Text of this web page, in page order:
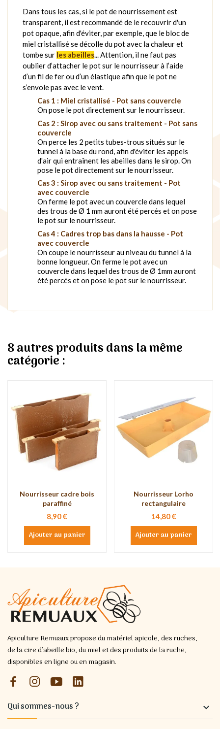
Dans tous les cas, si le pot de nourrissement est
transparent, il est recommandé de le recouvrir d'un
pot opaque, afin d'éviter, par exemple, que le bloc de
miel cristallisé se décolle du pot avec la chaleur et
tombe sur les abeilles... Attention, il ne faut pas
oublier d’attacher le pot sur le nourrisseur à l’aide
d’un fil de fer ou d’un élastique afin que le pot ne
s’envole pas avec le vent.
Cas 1 : Miel cristallisé - Pot sans couvercle
On pose le pot directement sur le nourrisseur.
Cas 2 : Sirop avec ou sans traitement - Pot sans
couvercle
On perce les 2 petits tubes-trous situés sur le
tunnel à la base du rond, afin d'éviter les appels
d'air qui entraînent les abeilles dans le sirop. On
pose le pot directement sur le nourrisseur.
Cas 3 : Sirop avec ou sans traitement - Pot
avec couvercle
On ferme le pot avec un couvercle dans lequel
des trous de Ø 1 mm auront été percés et on pose
le pot sur le nourrisseur.
Cas 4 : Cadres trop bas dans la hausse - Pot
avec couvercle
On coupe le nourrisseur au niveau du tunnel à la
bonne longueur. On ferme le pot avec un
couvercle dans lequel des trous de Ø 1mm auront
été percés et on pose le pot sur le nourrisseur.
8 autres produits dans la même
catégorie :
Nourrisseur cadre bois
paraffiné
8,90 €
Ajouter au panier
Nourrisseur Lorho
rectangulaire
14,80 €
Ajouter au panier
Apiculture Remuaux propose du matériel apicole, des ruches,
de la cire d’abeille bio, du miel et des produits de la ruche,
disponibles en ligne ou en magasin.
Qui sommes-nous ? 